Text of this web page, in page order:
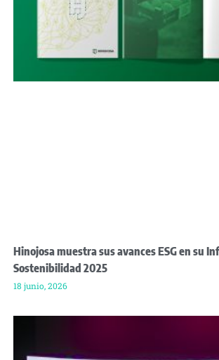
Hinojosa muestra sus avances ESG en su
Sostenibilidad 2025
18 junio, 2026